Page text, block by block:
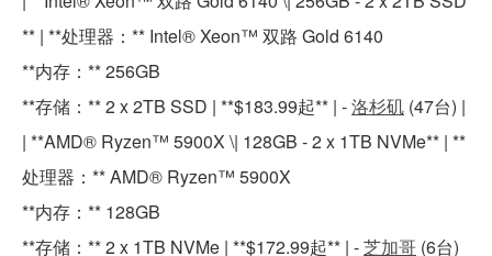
** | **处理器：** Intel® Xeon™ 双路 Gold 6140
**内存：** 256GB
**存储：** 2 x 2TB SSD | **$183.99起** | -洛杉矶 (47台) |
| **AMD® Ryzen™ 5900X \| 128GB - 2 x 1TB NVMe** | **
处理器：** AMD® Ryzen™ 5900X
**内存：** 128GB
**存储：** 2 x 1TB NVMe | **$172.99起** | -芝加哥 (6台)